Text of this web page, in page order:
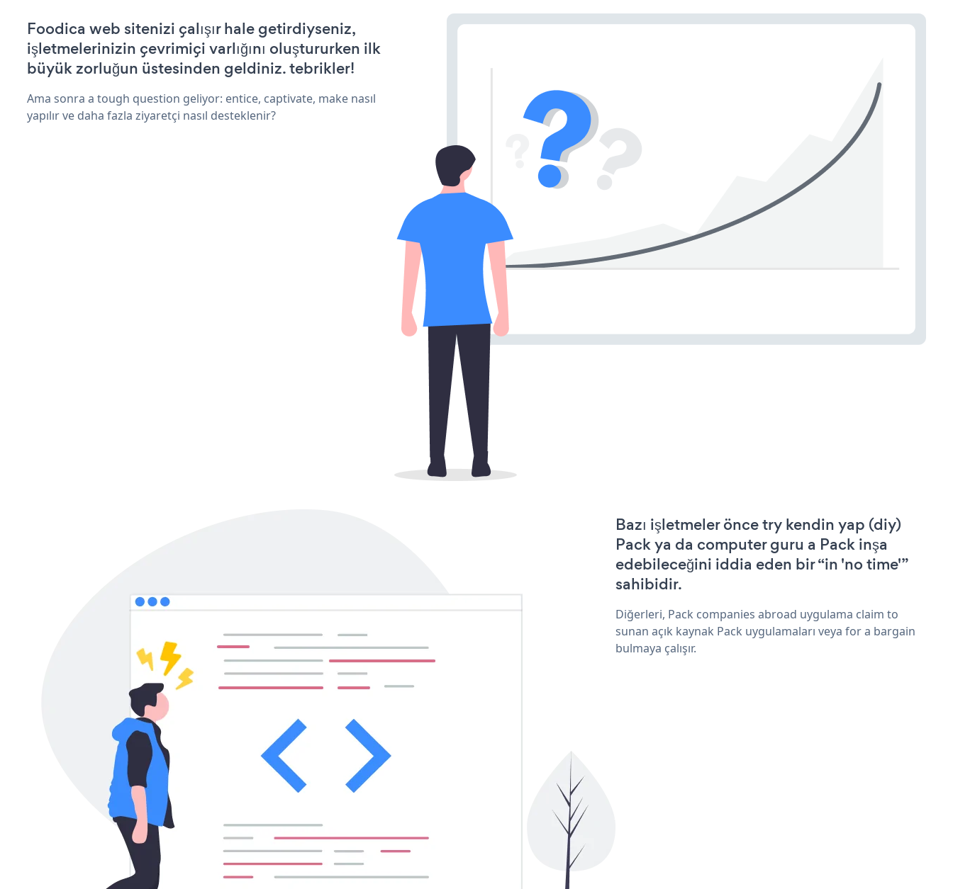
Foodica web sitenizi çalışır hale getirdiyseniz,
işletmelerinizin çevrimiçi varlığını oluştururken ilk
büyük zorluğun üstesinden geldiniz. tebrikler!
Ama sonra a tough question geliyor: entice, captivate, make nasıl
yapılır ve daha fazla ziyaretçi nasıl desteklenir?
Bazı işletmeler önce try kendin yap (diy)
Pack ya da computer guru a Pack inşa
edebileceğini iddia eden bir “in 'no time'”
sahibidir.
Diğerleri, Pack companies abroad uygulama claim to
sunan açık kaynak Pack uygulamaları veya for a bargain
bulmaya çalışır.